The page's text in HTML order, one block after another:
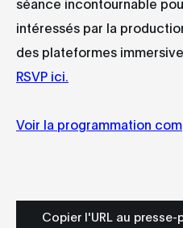
intéressés par la
des plateformes
RSVP ici.
Voir la programmation
Copier l'URL au presse-